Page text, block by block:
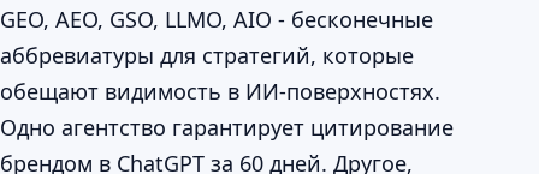
GEO, AEO, GSO, LLMO, AIO - бесконечные
аббревиатуры для стратегий, которые
обещают видимость в ИИ-поверхностях.
Одно агентство гарантирует цитирование
брендом в ChatGPT за 60 дней. Другое,